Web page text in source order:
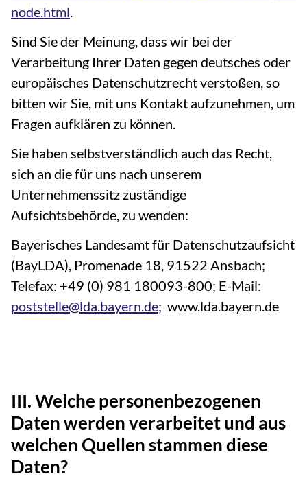
node.html.
Sind Sie der Meinung, dass wir bei der
Verarbeitung Ihrer Daten gegen deutsches oder
europäisches Datenschutzrecht verstoßen, so
bitten wir Sie, mit uns Kontakt aufzunehmen, um
Fragen aufklären zu können.
Sie haben selbstverständlich auch das Recht,
sich an die für uns nach unserem
Unternehmenssitz zuständige
Aufsichtsbehörde, zu wenden:
Bayerisches Landesamt für Datenschutzaufsicht
(BayLDA), Promenade 18, 91522 Ansbach;
Telefax: +49 (0) 981 180093-800; E-Mail:
poststelle@lda.bayern.de; www.lda.bayern.de
III. Welche personenbezogenen
Daten werden verarbeitet und aus
welchen Quellen stammen diese
Daten?